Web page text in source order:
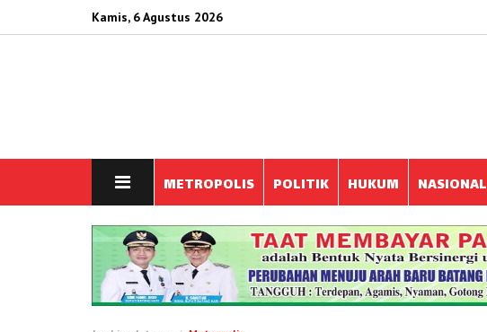
Kamis, 6 Agustus 2026
METROPOLIS POLITIK HUKUM NASIONAL